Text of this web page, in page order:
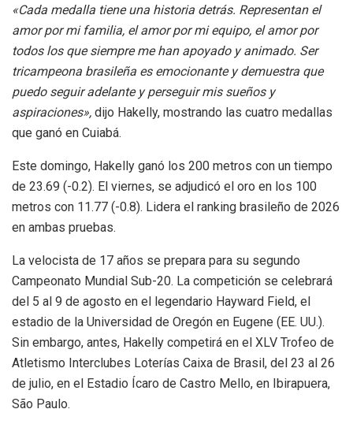
«Cada medalla tiene una historia detrás. Representan el
amor por mi familia, el amor por mi equipo, el amor por
todos los que siempre me han apoyado y animado. Ser
tricampeona brasileña es emocionante y demuestra que
puedo seguir adelante y perseguir mis sueños y
aspiraciones», dijo Hakelly, mostrando las cuatro medallas
que ganó en Cuiabá.
Este domingo, Hakelly ganó los 200 metros con un tiempo
de 23.69 (-0.2). El viernes, se adjudicó el oro en los 100
metros con 11.77 (-0.8). Lidera el ranking brasileño de 2026
en ambas pruebas.
La velocista de 17 años se prepara para su segundo
Campeonato Mundial Sub-20. La competición se celebrará
del 5 al 9 de agosto en el legendario Hayward Field, el
estadio de la Universidad de Oregón en Eugene (EE. UU.).
Sin embargo, antes, Hakelly competirá en el XLV Trofeo de
Atletismo Interclubes Loterías Caixa de Brasil, del 23 al 26
de julio, en el Estadio Ícaro de Castro Mello, en Ibirapuera,
São Paulo.